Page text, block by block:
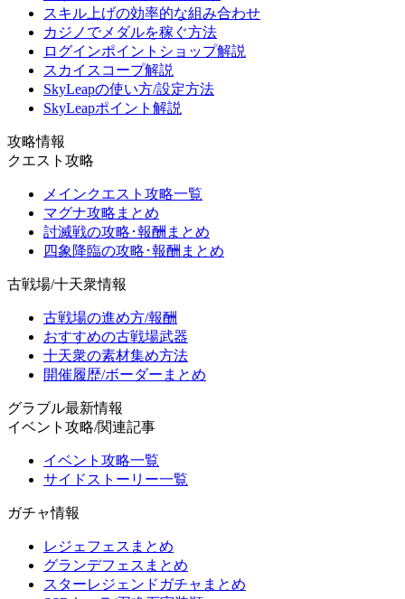
スキル上げの効率的な組み合わせ
カジノでメダルを稼ぐ方法
ログインポイントショップ解説
スカイスコープ解説
SkyLeapの使い方/設定方法
SkyLeapポイント解説
攻略情報
クエスト攻略
メインクエスト攻略一覧
マグナ攻略まとめ
討滅戦の攻略･報酬まとめ
四象降臨の攻略･報酬まとめ
古戦場/十天衆情報
古戦場の進め方/報酬
おすすめの古戦場武器
十天衆の素材集め方法
開催履歴/ボーダーまとめ
グラブル最新情報
イベント攻略/関連記事
イベント攻略一覧
サイドストーリー一覧
ガチャ情報
レジェフェスまとめ
グランデフェスまとめ
スターレジェンドガチャまとめ